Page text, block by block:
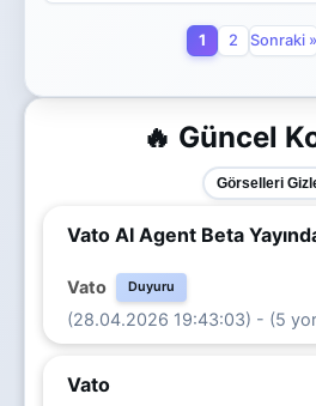
🔥 Güncel
Görselleri
Vato AI Agent Beta
Vato Duyuru
(28.04.2026 19:43:03) - (5
Vato
1 2 Sonraki »